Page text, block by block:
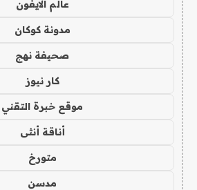
عالم الايفون
مدونة كوكان
صحيفة نهج
كار نيوز
موقع خبرة التقني
أناقة أنثى
متورخ
مدسن